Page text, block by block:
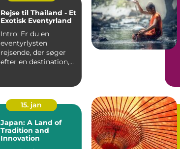
Rejse til Thailand - Et
Exotisk Eventyrland
Intro: Er du en
eventyrlysten
rejsende, der søger
efter en destination,
15. jan
Japan: A Land of
Tradition and
Innovation